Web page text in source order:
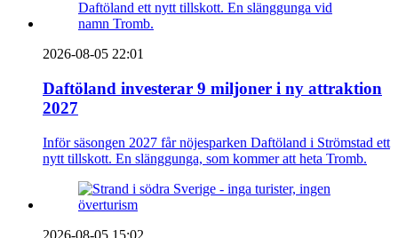
2026-08-05 22:01
Daftöland investerar 9 miljoner i ny attraktion
2027
Inför säsongen 2027 får nöjesparken Daftöland i Strömstad ett
nytt tillskott. En slänggunga, som kommer att heta Tromb.
2026-08-05 15:02